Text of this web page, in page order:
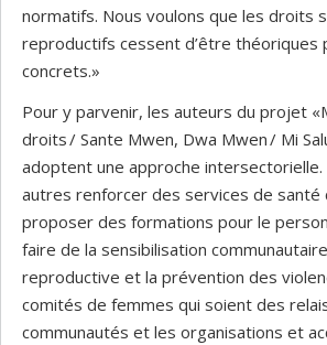
normatifs. Nous voulons que les droits
reproductifs cessent d’être théoriques
concrets.»
Pour y parvenir, les auteurs du projet
droits / Sante Mwen, Dwa Mwen / Mi
adoptent une approche
autres renforcer des services de santé
proposer des formations pour le
faire de la sensibilisation
reproductive et la prévention des
comités de femmes qui soient des
communautés et les organisations et